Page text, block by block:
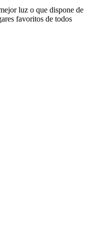
luz o que dispone de
favoritos de todos